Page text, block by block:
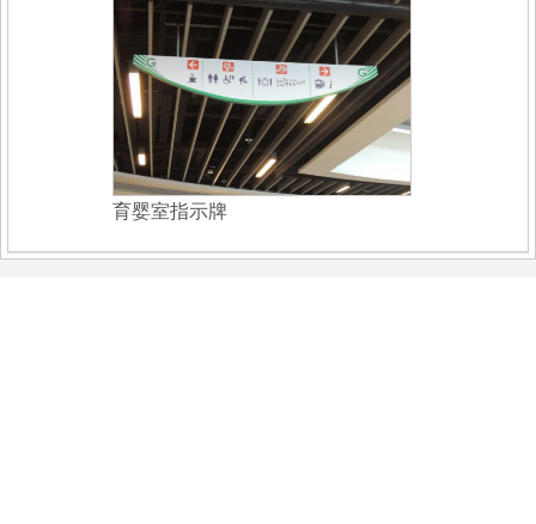
育婴室指示牌